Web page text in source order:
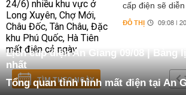
cấp điện sẽ diễn
ĐÔ THỊ 09:08 |
TÌM THEO NGÀY
Lịch cúp điện An Giang 09/08 | Bảng
nhất
Tổng quan tình hình mất điện tại An